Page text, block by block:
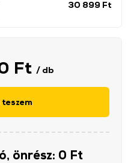
30 899 Ft
Ft / db
önrész: 0 Ft